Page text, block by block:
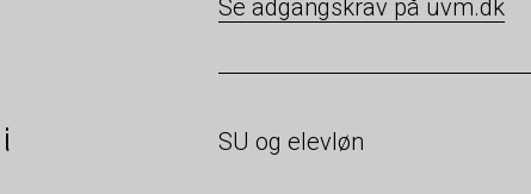
Se adgangskrav på uvm.dk
SU og elevløn